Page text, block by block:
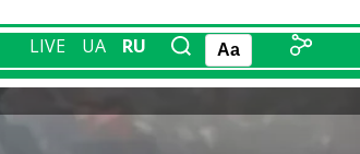
LIVE UA RU Aa